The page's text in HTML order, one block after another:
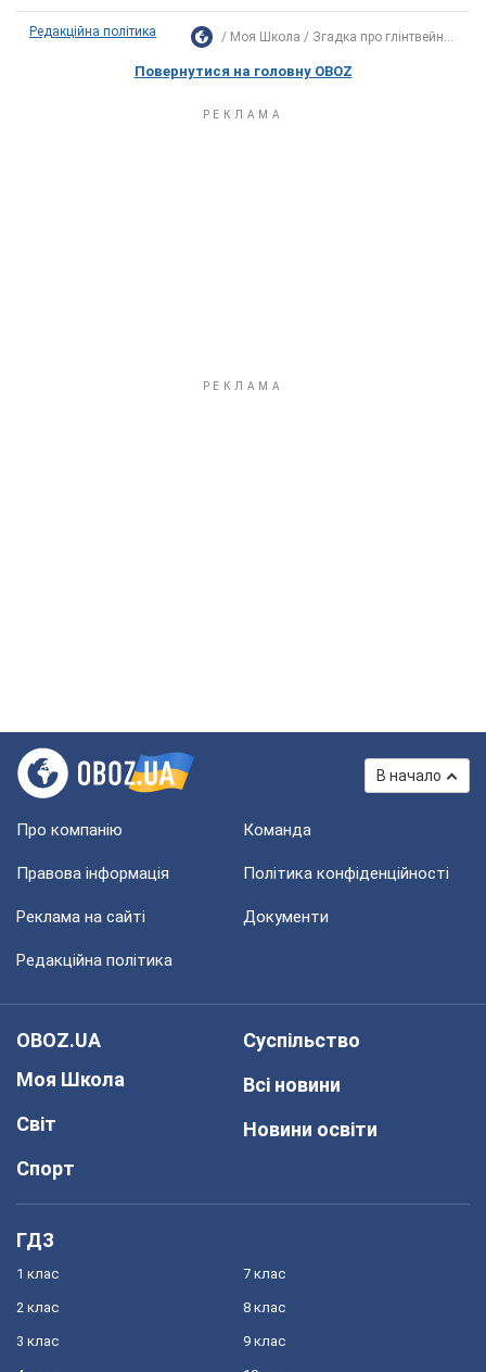
Редакційна політика Моя Школа Згадка про глінтвейн...
Повернутися на головну OBOZ
В начало
Про компанію Команда
Правова інформація Політика конфіденційності
Реклама на сайті Документи
Редакційна політика
OBOZ.UA
Моя Школа
Світ
Спорт
Суспільство
Всі новини
Новини освіти
ГДЗ
1 клас
2 клас
3 клас
7 клас
8 клас
9 клас